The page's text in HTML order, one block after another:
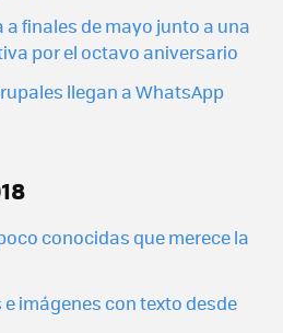
a finales de mayo junto a una
por el octavo aniversario
llegan a WhatsApp
conocidas que merece la
imágenes con texto desde